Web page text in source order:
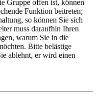
Gruppe offen ist, können
Funktion beitreten;
so können Sie sich
muss daraufhin Ihren
warum Sie in die
Bitte belästige
ablehnt, er wird einen